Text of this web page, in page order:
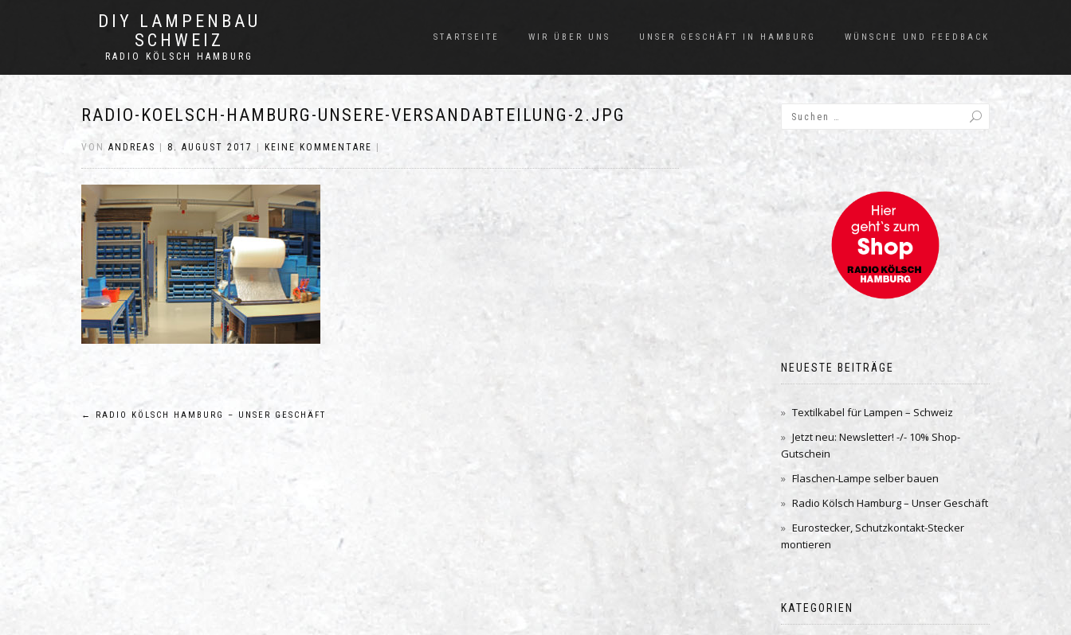
DIY LAMPENBAU
SCHWEIZ
RADIO KÖLSCH HAMBURG
STARTSEITE WIR ÜBER UNS UNSER GESCHÄFT IN HAMBURG WÜNSCHE UND FEEDBACK
RADIO-KOELSCH-HAMBURG-UNSERE-VERSANDABTEILUNG-2.JPG
VON ANDREAS 8. AUGUST 2017 KEINE KOMMENTARE
Beitragsnavigation
← RADIO KÖLSCH HAMBURG – UNSER GESCHÄFT
NEUESTE BEITRÄGE
Textilkabel für Lampen – Schweiz
Jetzt neu: Newsletter! -/- 10% Shop-
Gutschein
Flaschen-Lampe selber bauen
Radio Kölsch Hamburg – Unser Geschäft
Eurostecker, Schutzkontakt-Stecker
montieren
KATEGORIEN